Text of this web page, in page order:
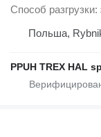
Способ разгрузки
Польша,
PPUH TREX HAL